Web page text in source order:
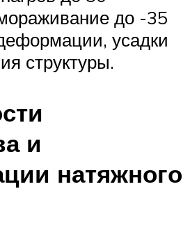
до -35
усадки
структуры.
и
натяжного